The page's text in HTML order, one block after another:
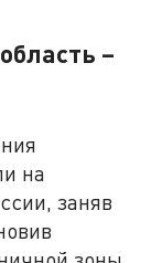
–
на
заняв